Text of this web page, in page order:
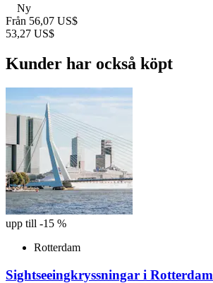
Ny
Från 56,07 US$
53,27 US$
Kunder har också köpt
upp till -15 %
Rotterdam
Sightseeingkryssningar i Rotterdam